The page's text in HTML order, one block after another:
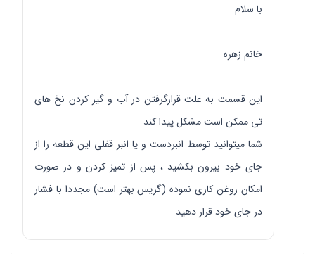
با سلام
خانم زهره
این قسمت به علت قرارگرفتن در آب و گیر کردن نخ های
تی ممکن است مشکل پیدا کند
شما میتوانید توسط انبردست و یا انبر قفلی این قطعه را از
جای خود بیرون بکشید ، پس از تمیز کردن و در صورت
امکان روغن کاری نموده (گریس بهتر است) مجددا با فشار
در جای خود قرار دهید